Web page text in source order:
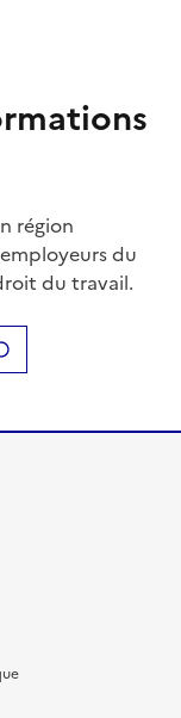
région
du
du travail.